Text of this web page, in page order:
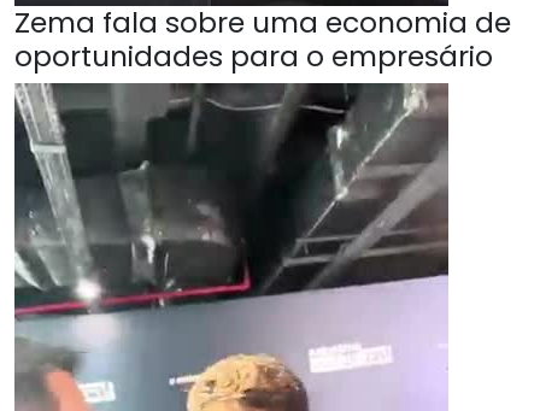
Zema fala sobre uma economia de
oportunidades para o empresário